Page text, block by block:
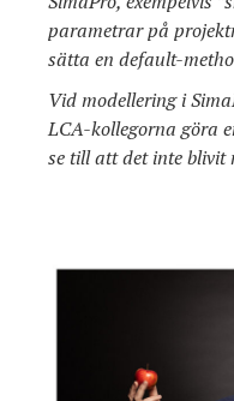
parametrar på
sätta en default-
Vid modellering i
LCA-kollegorna göra
se till att det inte blivit